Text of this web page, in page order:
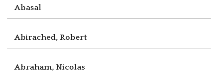
Abasal
Abirached, Robert
Abraham, Nicolas